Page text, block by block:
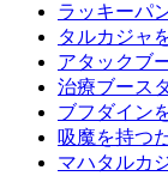
ラッキーパ
タルカジャ
アタックブ
治療ブース
ブフダイン
吸魔を持つ
マハタルカ